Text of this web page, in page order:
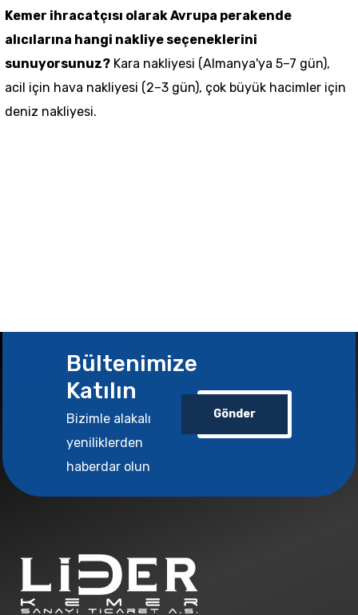
Kemer ihracatçısı olarak Avrupa perakende
alıcılarına hangi nakliye seçeneklerini
sunuyorsunuz? Kara nakliyesi (Almanya'ya 5–7 gün),
acil için hava nakliyesi (2–3 gün), çok büyük hacimler için
deniz nakliyesi.
Bültenimize
Katılın
Bizimle alakalı
yeniliklerden
haberdar olun
Gönder